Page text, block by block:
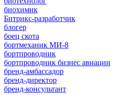
биохимик
Битрикс-разработчик
блогер
боец скота
бортмеханик МИ-8
бортпроводник
бортпроводник бизнес авиации
бренд-амбассадор
бренд-директор
бренд-консультант